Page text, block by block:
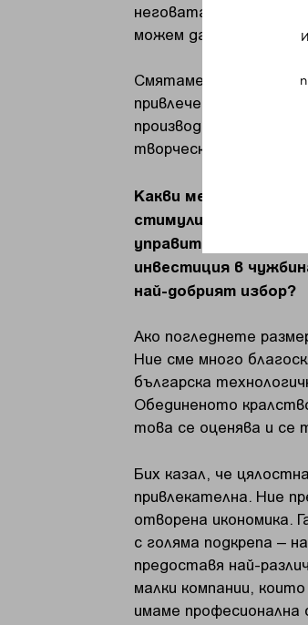
неговата динамика.
можем да видим
Смятаме, че имаме
привлечем
производство,
творчески индустрии.
Какви мерки
стимулиране на
управител на
инвестиция в
най-добрият избор?
Ако погледнете
Ние сме много
българска
Обединеното
това се оценява и се
Бих казал, че
привлекателна. Ние
отворена икономика.
с голяма подкрепа –
предоставя най-
малки компании,
имаме